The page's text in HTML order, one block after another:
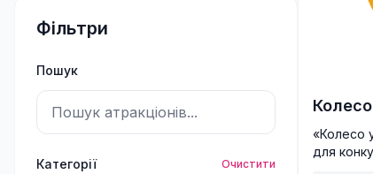
Фільтри
Пошук
Категорії Очистити
«Колесо
для